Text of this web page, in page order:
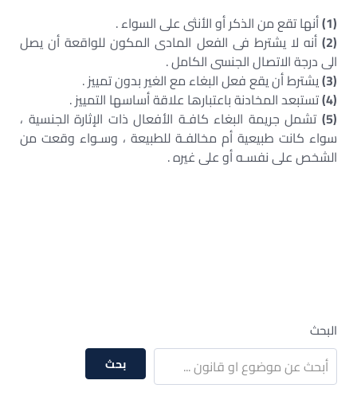
(1) أنها تقع من الذكر أو الأنثى على السواء .
(2)
أنه لا يشترط فى الفعل المادى المكون للواقعة أن يصل
الى درجة الاتصال الجنسى الكامل .
(3) يشترط أن يقع فعل البغاء مع الغير بدون تمييز .
(4) تستبعد المخادنة باعتبارها علاقة أساسها التمييز .
(5)
تشمل جريمة البغاء كافـة الأفعال ذات الإثارة الجنسية ،
سواء كانت طبيعية أم مخالفـة للطبيعة ، وسـواء وقعت من
الشخص على نفسـه أو على غيره .
البحث
بحث